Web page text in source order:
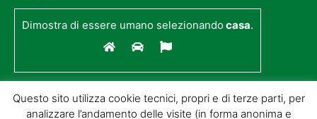
Dimostra di essere umano selezionandocasa.
Questo sito utilizza cookie tecnici, propri e di terze parti, per
analizzare l’andamento delle visite (in forma anonima e